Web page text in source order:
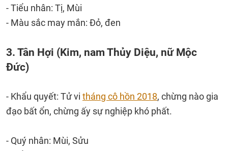
- Tiểu nhân: Tị, Mùi
- Màu sắc may mắn: Đỏ, đen
3. Tân Hợi (Kim, nam Thủy Diệu, nữ Mộc
Đức)
- Khẩu quyết: Tử vi tháng cô hồn 2018, chừng nào gia
đạo bất ổn, chừng ấy sự nghiệp khó phất.
- Quý nhân: Mùi, Sửu